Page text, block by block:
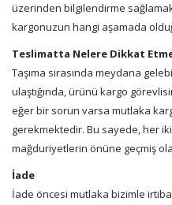
üzerinden bilgilendirme
kargonuzun hangi aşamada
Teslimatta Nelere Dikkat
Taşıma sırasında meydana
ulaştığında, ürünü kargo
eğer bir sorun varsa mutlaka
gerekmektedir. Bu sayede, her
mağduriyetlerin önüne geçmiş
İade
İade öncesi mutlaka bizimle